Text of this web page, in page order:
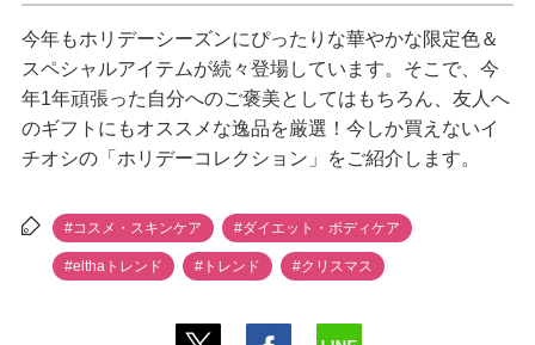
今年もホリデーシーズンにぴったりな華やかな限定色＆
スペシャルアイテムが続々登場しています。そこで、今
年1年頑張った自分へのご褒美としてはもちろん、友人へ
のギフトにもオススメな逸品を厳選！今しか買えないイ
チオシの「ホリデーコレクション」をご紹介します。
#コスメ・スキンケア #ダイエット・ボディケア
#elthaトレンド #トレンド #クリスマス